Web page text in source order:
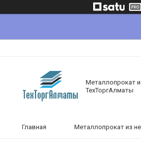
Металлопрокат
ТехТоргАлматы
Главная Металлопрокат из